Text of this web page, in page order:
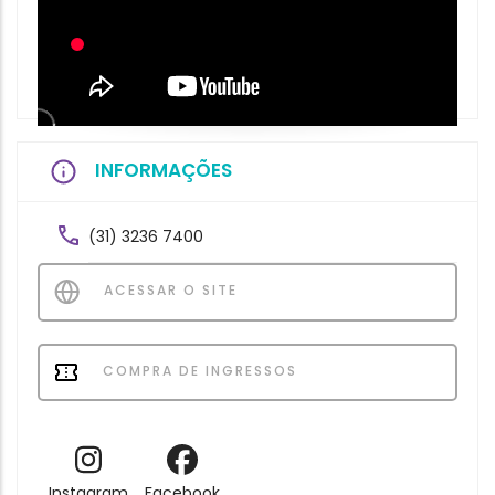
INFORMAÇÕES
(31) 3236 7400
ACESSAR O SITE
COMPRA DE INGRESSOS